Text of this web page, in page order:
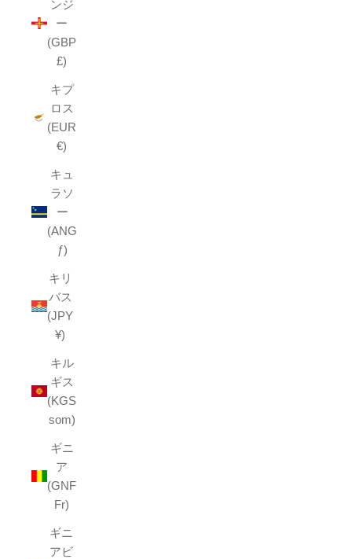
ンジ
ー
(GBP
£)
キプ
ロス
(EUR
€)
キュ
ラソ
ー
(ANG
ƒ)
キリ
バス
(JPY
¥)
キル
ギス
(KGS
som)
ギニ
ア
(GNF
Fr)
ギニ
アビ